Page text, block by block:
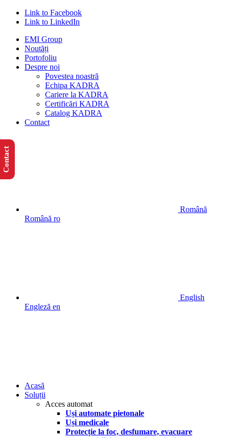
Link to Facebook
Link to LinkedIn
EMI Group
Noutăți
Portofoliu
Despre noi
Povestea noastră
Echipa KADRA
Cariere la KADRA
Certificări KADRA
Catalog KADRA
Contact
Română
Română ro
English
Engleză en
Acasă
Soluții
Acces automat
Uși automate pietonale
Uși medicale
Protecție la foc, desfumare, evacuare
Contact